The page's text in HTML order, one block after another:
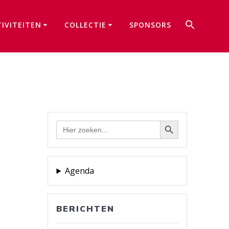
COLLECTIE SPONSORS
Zoek
naar:
Zoekknop
Agenda
BERICHTEN